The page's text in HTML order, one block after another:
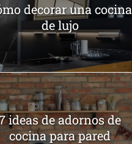
decorar una cocina
de lujo
ideas de adornos de
cocina para pared